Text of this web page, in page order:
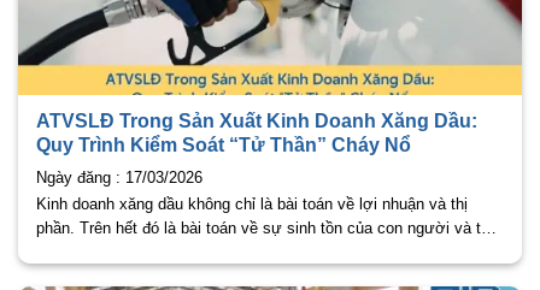
ATVSLĐ Trong Sản Xuất Kinh Doanh Xăng Dầu:
Quy Trình Kiểm Soát “Tử Thần” Cháy Nổ
Ngày đăng : 17/03/2026
Kinh doanh xăng dầu không chỉ là bài toán về lợi nhuận và thị
phần. Trên hết đó là bài toán về sự sinh tồn của con người và tài